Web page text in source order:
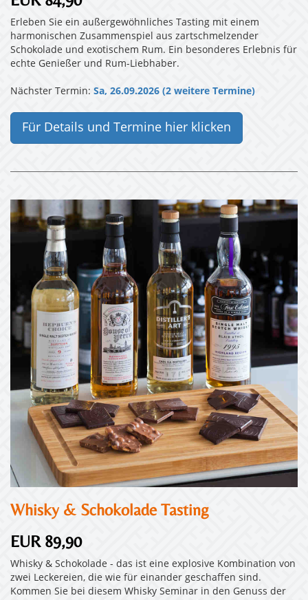
Erleben Sie ein außergewöhnliches Tasting mit einem
harmonischen Zusammenspiel aus zartschmelzender
Schokolade und exotischem Rum. Ein besonderes Erlebnis für
echte Genießer und Rum-Liebhaber.
Nächster Termin: Sa, 26.09.2026 (2 weitere Termine)
Für Details und Termine hier klicken
Whisky & Schokolade Tasting
EUR 89,90
Whisky & Schokolade - das ist eine explosive Kombination von
zwei Leckereien, die wie für einander geschaffen sind.
Kommen Sie bei diesem Whisky Seminar in den Genuss der